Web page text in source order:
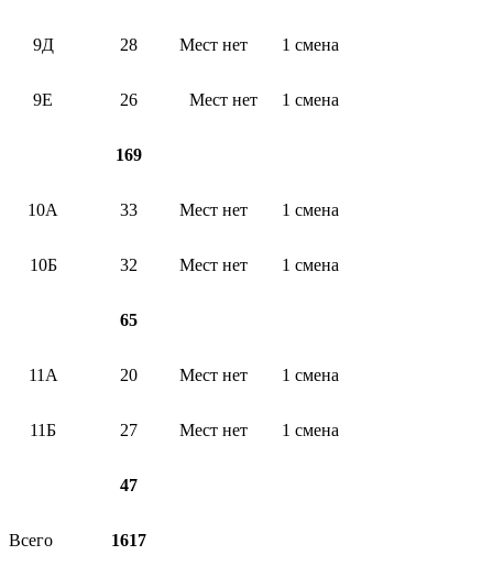
9Д 28 Мест нет 1 смена
9Е 26 Мест нет 1 смена
169
10А 33 Мест нет 1 смена
10Б 32 Мест нет 1 смена
65
11А 20 Мест нет 1 смена
11Б 27 Мест нет 1 смена
47
Всего
1617